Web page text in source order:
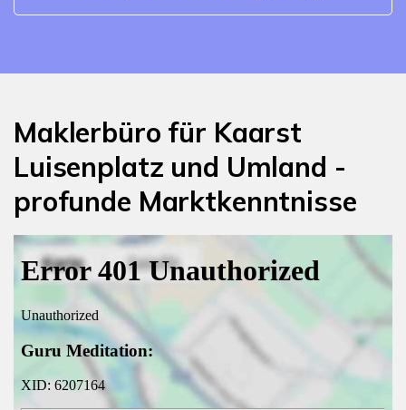
Maklerbüro für Kaarst
Luisenplatz und Umland -
profunde Marktkenntnisse